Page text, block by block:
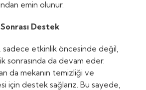
emin olunur.
Destek
sadece etkinlik öncesinde değil,
sonrasında da devam eder.
da mekanın temizliği ve
için destek sağlarız. Bu sayede,